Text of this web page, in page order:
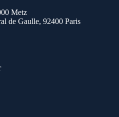
Metz
de Gaulle, 92400 Paris